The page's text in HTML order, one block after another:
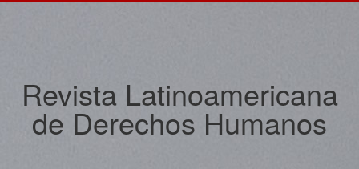
Revista Latinoamericana
de Derechos Humanos